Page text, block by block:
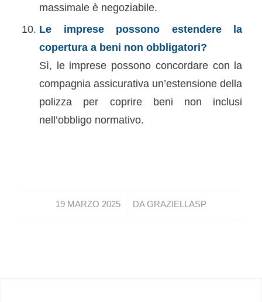
massimale è negoziabile.
Le imprese possono estendere la
copertura a beni non obbligatori?
Sì, le imprese possono concordare con la
compagnia assicurativa un’estensione della
polizza per coprire beni non inclusi
nell’obbligo normativo.
19 MARZO 2025
/ DAGRAZIELLASP